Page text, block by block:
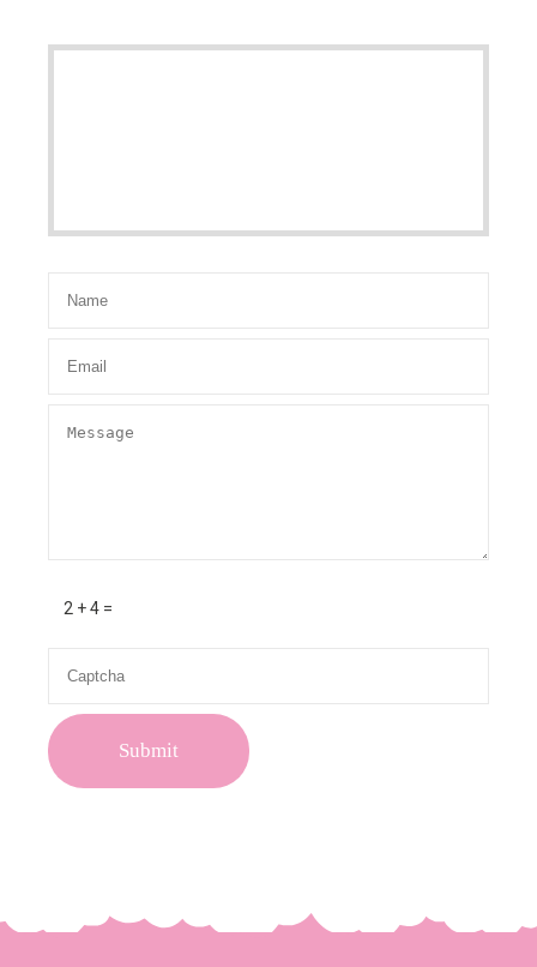
2 + 4 =